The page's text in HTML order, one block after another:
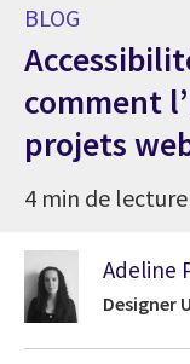
BLOG
comment
projets
4 min de lecture
Adeline
Designer